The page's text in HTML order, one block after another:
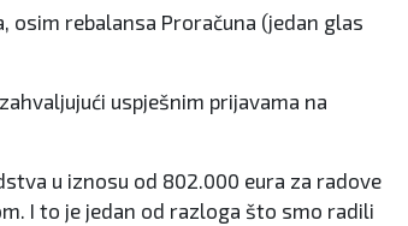
osim rebalansa Proračuna (jedan glas
uspješnim prijavama na
u iznosu od 802.000 eura za radove
I to je jedan od razloga što smo radili